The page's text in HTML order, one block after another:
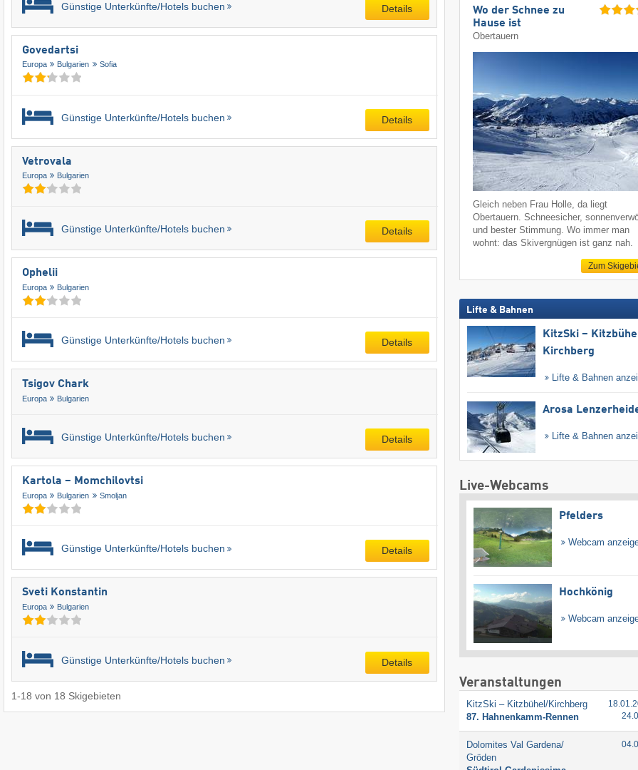
Günstige Unterkünfte/Hotels buchen Details
Govedartsi
Europa Bulgarien Sofia
Günstige Unterkünfte/Hotels buchen Details
Vetrovala
Europa Bulgarien
Günstige Unterkünfte/Hotels buchen Details
Ophelii
Europa Bulgarien
Günstige Unterkünfte/Hotels buchen Details
Tsigov Chark
Europa Bulgarien
Günstige Unterkünfte/Hotels buchen Details
Kartola – Momchilovtsi
Europa Bulgarien Smoljan
Günstige Unterkünfte/Hotels buchen Details
Sveti Konstantin
Europa Bulgarien
Günstige Unterkünfte/Hotels buchen Details
1-18 von 18 Skigebieten
Wo der Schnee zu
Hause ist
Obertauern
Gleich neben Frau Holle, da liegt
Obertauern. Schneesicher,
und bester Stimmung. Wo immer man
wohnt: das Skivergnügen ist ganz nah.
Zum
Lifte & Bahnen
KitzSki –
Kirchberg
Lifte & Bahnen
Arosa
Lifte & Bahnen
Live-Webcams
Pfelders
Webcam
Hochkönig
Webcam
Veranstaltungen
KitzSki – Kitzbühel/​Kirchberg
87. Hahnenkamm-Rennen
Dolomites Val Gardena/​
Gröden